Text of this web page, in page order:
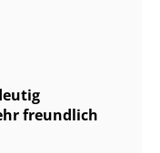
freundlich